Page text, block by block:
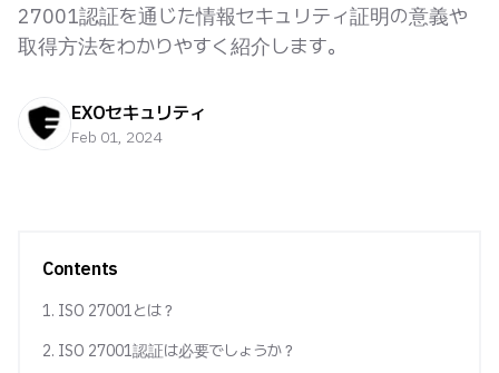
27001認証を通じた情報セキュリティ証明の意義や
取得方法をわかりやすく紹介します。
EXOセキュリティ
Feb 01, 2024
Contents
1. ISO 27001とは？
2. ISO 27001認証は必要でしょうか？